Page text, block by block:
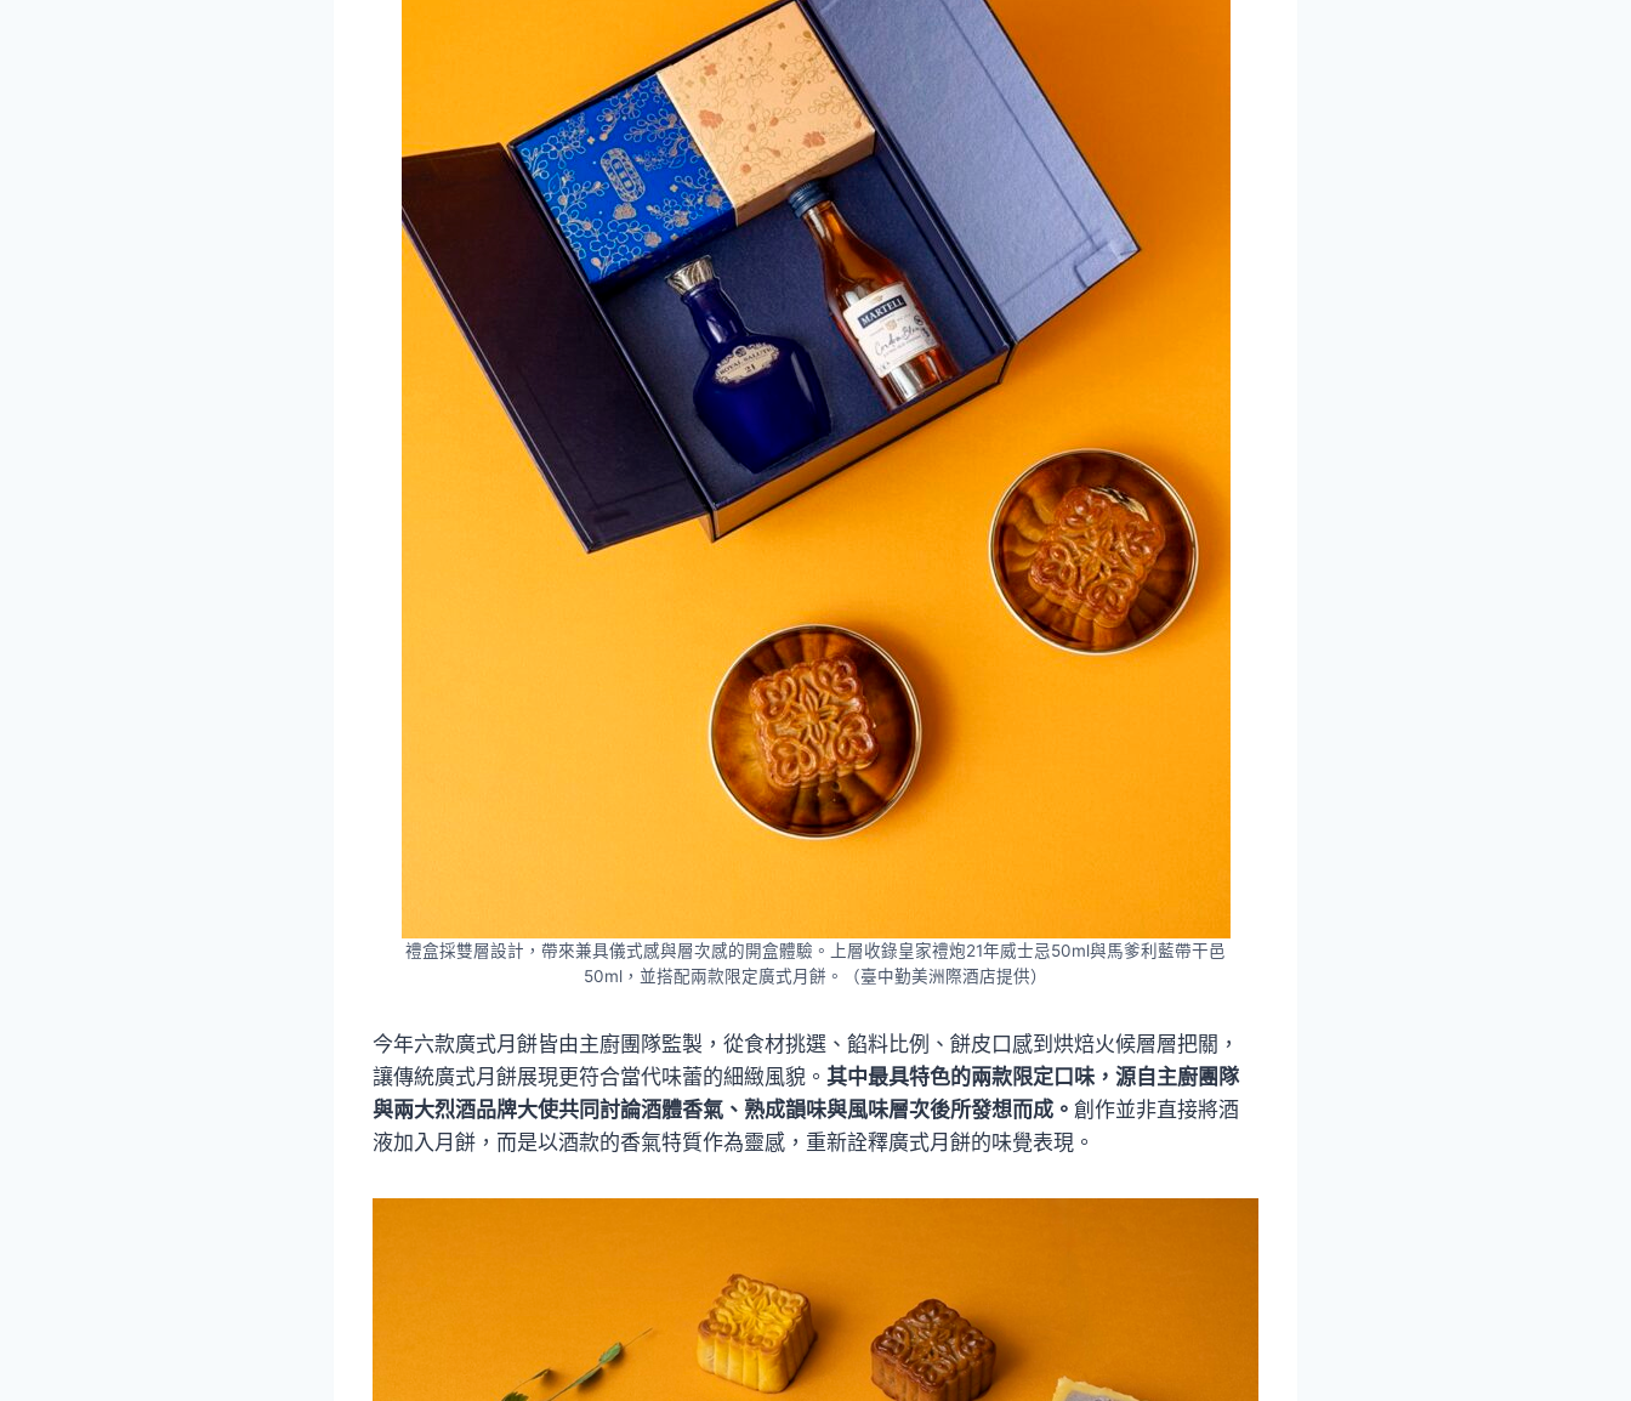
禮盒採雙層設計，帶來兼具儀式感與層次感的開盒體驗。上層收錄皇家禮炮21年威士忌50ml與馬爹利藍帶干邑
50ml，並搭配兩款限定廣式月餅。（臺中勤美洲際酒店提供）
今年六款廣式月餅皆由主廚團隊監製，從食材挑選、餡料比例、餅皮口感到烘焙火候層層把關，
讓傳統廣式月餅展現更符合當代味蕾的細緻風貌。 其中最具特色的兩款限定口味，源自主廚團隊
與兩大烈酒品牌大使共同討論酒體香氣、熟成韻味與風味層次後所發想而成。 創作並非直接將酒
液加入月餅，而是以酒款的香氣特質作為靈感，重新詮釋廣式月餅的味覺表現。